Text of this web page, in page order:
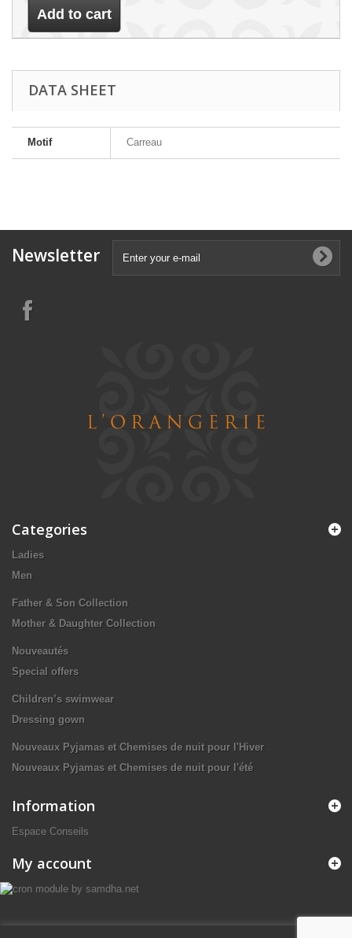
Add to cart
DATA SHEET
Motif Carreau
Newsletter
Categories
Ladies
Men
Father & Son Collection
Mother & Daughter Collection
Nouveautés
Special offers
Children’s swimwear
Dressing gown
Nouveaux Pyjamas et Chemises de nuit pour l'Hiver
Nouveaux Pyjamas et Chemises de nuit pour l'été
Information
Espace Conseils
My account